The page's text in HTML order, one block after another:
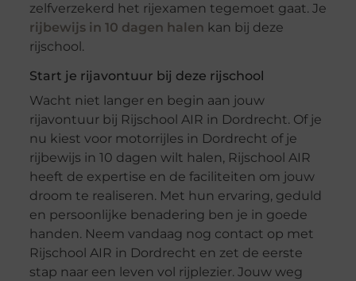
zelfverzekerd het rijexamen tegemoet gaat. Je
rijbewijs in 10 dagen halen kan bij deze
rijschool.
Start je rijavontuur bij deze rijschool
Wacht niet langer en begin aan jouw
rijavontuur bij Rijschool AIR in Dordrecht. Of je
nu kiest voor motorrijles in Dordrecht of je
rijbewijs in 10 dagen wilt halen, Rijschool AIR
heeft de expertise en de faciliteiten om jouw
droom te realiseren. Met hun ervaring, geduld
en persoonlijke benadering ben je in goede
handen. Neem vandaag nog contact op met
Rijschool AIR in Dordrecht en zet de eerste
stap naar een leven vol rijplezier. Jouw weg